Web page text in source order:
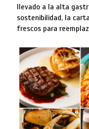
llevado a la alta
sostenibilidad, la
frescos para